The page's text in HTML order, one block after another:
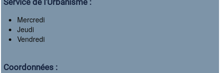
Service de l'Urbanisme :
Mercredi
Jeudi
Vendredi
Coordonnées :